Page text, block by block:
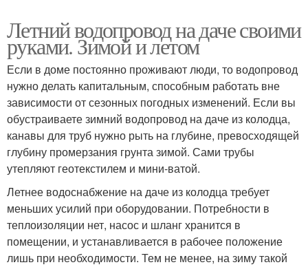
Летний водопровод на даче своими
руками. Зимой и летом
Если в доме постоянно проживают люди, то водопровод
нужно делать капитальным, способным работать вне
зависимости от сезонных погодных изменений. Если вы
обустраиваете зимний водопровод на даче из колодца,
канавы для труб нужно рыть на глубине, превосходящей
глубину промерзания грунта зимой. Сами трубы
утепляют геотекстилем и мини-ватой.
Летнее водоснабжение на даче из колодца требует
меньших усилий при оборудовании. Потребности в
теплоизоляции нет, насос и шланг хранится в
помещении, и устанавливается в рабочее положение
лишь при необходимости. Тем не менее, на зиму такой